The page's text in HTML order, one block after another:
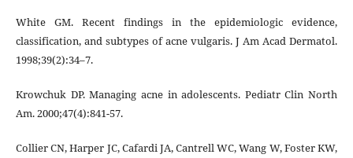
White GM. Recent findings in the epidemiologic evidence,
classification, and subtypes of acne vulgaris. J Am Acad Dermatol.
1998;39(2):34–7.
Krowchuk DP. Managing acne in adolescents. Pediatr Clin North
Am. 2000;47(4):841-57.
Collier CN, Harper JC, Cafardi JA, Cantrell WC, Wang W, Foster KW,